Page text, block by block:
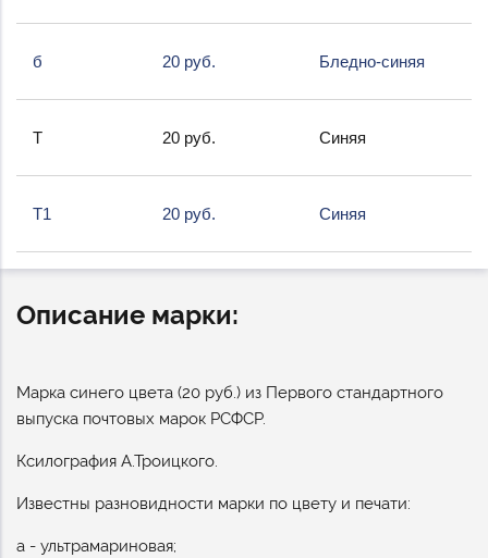
б 20 руб. Бледно-синяя
Т 20 руб. Синяя
Т1 20 руб. Синяя
Описание марки:
Марка синего цвета (20 руб.) из Первого стандартного
выпуска почтовых марок РСФСР.
Ксилография А.Троицкого.
Известны разновидности марки по цвету и печати:
а - ультрамариновая;